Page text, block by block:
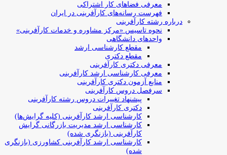
معرفی فضاهای کار اشتراکی
فهرست رسانه‌های کارآفرینی در ایران
درباره رشته کارآفرینی
نحوه تاسیس «مرکز مشاوره و خدمات کارآفرینی»
واحدهای دانشگاهی
مقطع کارشناسی ارشد
مقطع دکتری
معرفی دکتری کارآفرینی
معرفی کارشناسی ارشد کارآفرینی
منابع آزمون دکتری کارآفرینی
سرفصل دروس کارآفرینی
پیشنهاد تغییرات دروس رشته کارآفرینی
دکتری کارآفرینی
کارشناسی ارشد کارآفرینی (کلیه گرایش‌ها)
کارشناسی ارشد مدیریت بازرگانی گرایش
کارآفرینی (بازنگری شده)
کارشناسی ارشد کارآفرینی کشاورزی (بازنگری
شده)